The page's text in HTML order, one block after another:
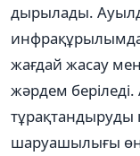
дырылады.
жағдай жасау
жəрдем
тұрақтандыруды
шаруашылығы